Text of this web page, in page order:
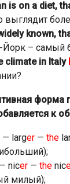
is on a diet,
выглядит
known,
– самый
climate in Italy
форма
к
— larger — the
nicer — the nic
милый);